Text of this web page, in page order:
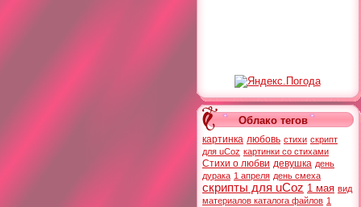
Облако тегов
картинка любовь стихи скрипт
для uCoz картинки со стихами
Стихи о любви девушка день
дурака 1 апреля день смеха
скрипты для uCoz 1 мая вид
материалов каталога файлов 1